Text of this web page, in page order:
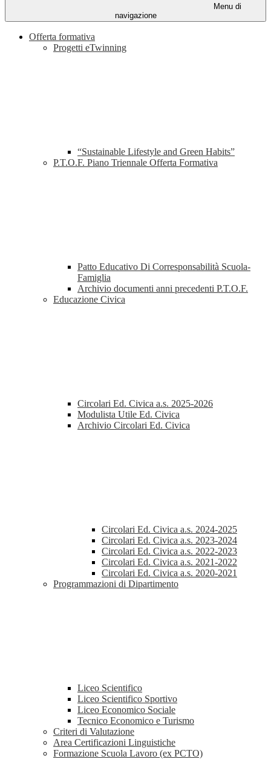
Menu di
navigazione
Offerta formativa
Progetti eTwinning
“Sustainable Lifestyle and Green Habits”
P.T.O.F. Piano Triennale Offerta Formativa
Patto Educativo Di Corresponsabilità Scuola-
Famiglia
Archivio documenti anni precedenti P.T.O.F.
Educazione Civica
Circolari Ed. Civica a.s. 2025-2026
Modulista Utile Ed. Civica
Archivio Circolari Ed. Civica
Circolari Ed. Civica a.s. 2024-2025
Circolari Ed. Civica a.s. 2023-2024
Circolari Ed. Civica a.s. 2022-2023
Circolari Ed. Civica a.s. 2021-2022
Circolari Ed. Civica a.s. 2020-2021
Programmazioni di Dipartimento
Liceo Scientifico
Liceo Scientifico Sportivo
Liceo Economico Sociale
Tecnico Economico e Turismo
Criteri di Valutazione
Area Certificazioni Linguistiche
Formazione Scuola Lavoro (ex PCTO)